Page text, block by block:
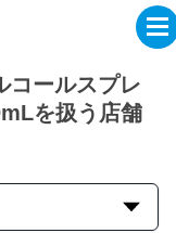
コールスプレ
を扱う店舗